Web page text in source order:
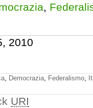
,
2010
Democrazia Federalismo
URI